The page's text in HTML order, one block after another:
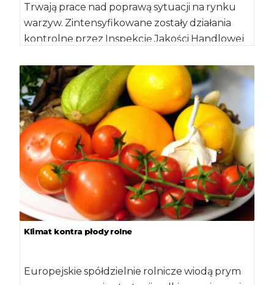
Trwają prace nad poprawą sytuacji na rynku
warzyw. Zintensyfikowane zostały działania
kontrolne przez Inspekcję Jakości Handlowej
Inspekcję Sanitarną, Państwową Inspekcję […]
Klimat kontra płody rolne
Europejskie spółdzielnie rolnicze wiodą prym